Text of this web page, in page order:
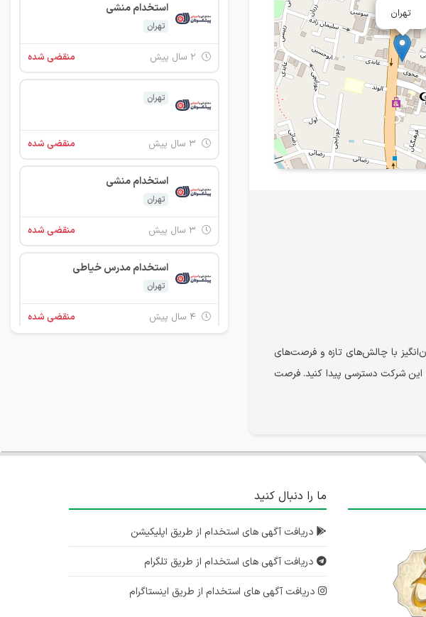
تهران
با چالش‌های تازه و فرصت‌های
این شرکت دسترسی پیدا کنید. فرصت
استخدام منشی
تهران
منقضی شده
تهران
منقضی شده
استخدام منشی
تهران
منقضی شده
استخدام مدرس خیاطی
تهران
منقضی شده
تهران
تهران
۵ سال پیش منقضی شده
ما را دنبال کنید
دریافت آگهی های استخدام از طریق اپلیکیشن
دریافت آگهی های استخدام از طریق تلگرام
دریافت آگهی های استخدام از طریق اینستاگرام